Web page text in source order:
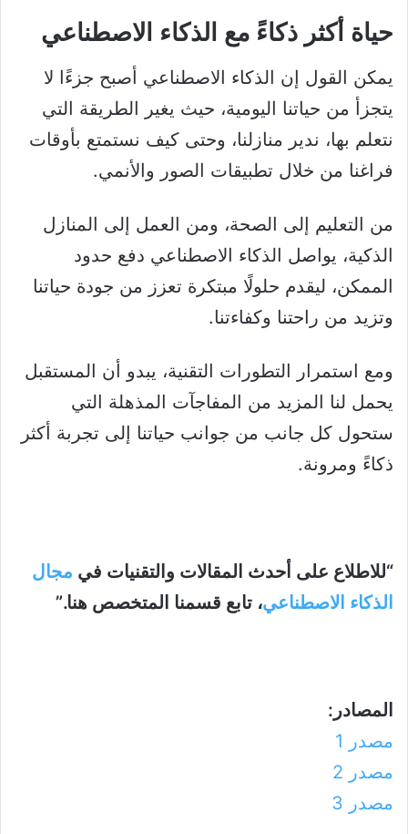
حياة أكثر ذكاءً مع الذكاء الاصطناعي
يمكن القول إن الذكاء الاصطناعي أصبح جزءًا لا
يتجزأ من حياتنا اليومية، حيث يغير الطريقة التي
نتعلم بها، ندير منازلنا، وحتى كيف نستمتع بأوقات
فراغنا من خلال تطبيقات الصور والأنمي.
من التعليم إلى الصحة، ومن العمل إلى المنازل
الذكية، يواصل الذكاء الاصطناعي دفع حدود
الممكن، ليقدم حلولًا مبتكرة تعزز من جودة حياتنا
وتزيد من راحتنا وكفاءتنا.
ومع استمرار التطورات التقنية، يبدو أن المستقبل
يحمل لنا المزيد من المفاجآت المذهلة التي
ستحول كل جانب من جوانب حياتنا إلى تجربة أكثر
ذكاءً ومرونة.
“للاطلاع على أحدث المقالات والتقنيات في مجال
الذكاء الاصطناعي، تابع قسمنا المتخصص هنا.”
المصادر:
مصدر 1
مصدر 2
مصدر 3